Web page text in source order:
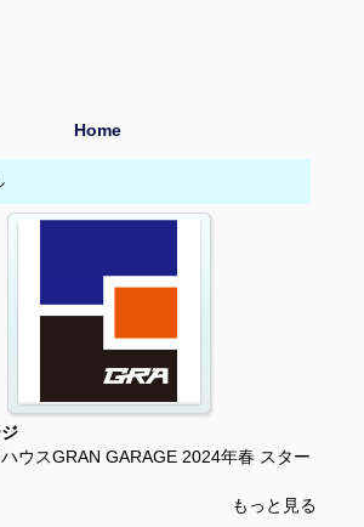
Home
ウスGRAN GARAGE 2024年春 スター
もっと見る